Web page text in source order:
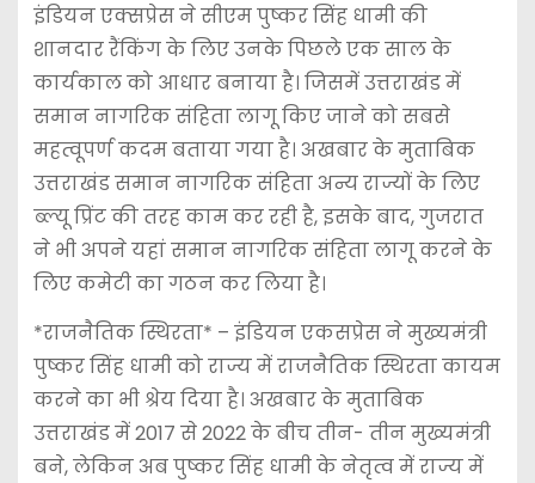
इंडियन एक्सप्रेस ने सीएम पुष्कर सिंह धामी की
शानदार रैंकिंग के लिए उनके पिछले एक साल के
कार्यकाल को आधार बनाया है। जिसमें उत्तराखंड में
समान नागरिक संहिता लागू किए जाने को सबसे
महत्वूपर्ण कदम बताया गया है। अखबार के मुताबिक
उत्तराखंड समान नागरिक संहिता अन्य राज्यों के लिए
ब्ल्यू प्रिंट की तरह काम कर रही है, इसके बाद, गुजरात
ने भी अपने यहां समान नागरिक संहिता लागू करने के
लिए कमेटी का गठन कर लिया है।
*राजनैतिक स्थिरता* – इंडियन एकसप्रेस ने मुख्यमंत्री
पुष्कर सिंह धामी को राज्य में राजनैतिक स्थिरता कायम
करने का भी श्रेय दिया है। अखबार के मुताबिक
उत्तराखंड में 2017 से 2022 के बीच तीन- तीन मुख्यमंत्री
बने, लेकिन अब पुष्कर सिंह धामी के नेतृत्व में राज्य में